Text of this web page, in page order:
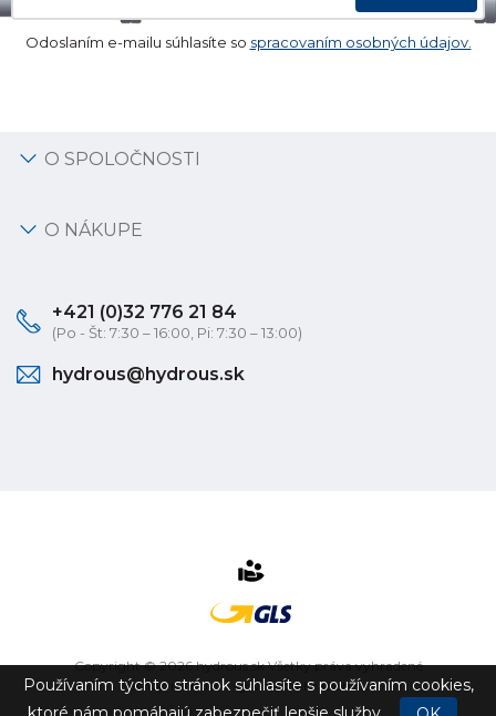
Odoslaním e-mailu súhlasíte so spracovaním osobných údajov.
O SPOLOČNOSTI
O NÁKUPE
+421 (0)32 776 21 84
(Po - Št: 7:30 – 16:00, Pi: 7:30 – 13:00)
hydrous@hydrous.sk
Copyright © 2026 hydrous.sk Všetky práva vyhradené
eshop na mieruvytvorilovibration.sk
Používaním týchto stránok súhlasíte s používaním cookies,